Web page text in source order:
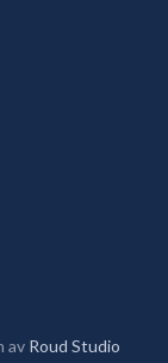
av Roud Studio